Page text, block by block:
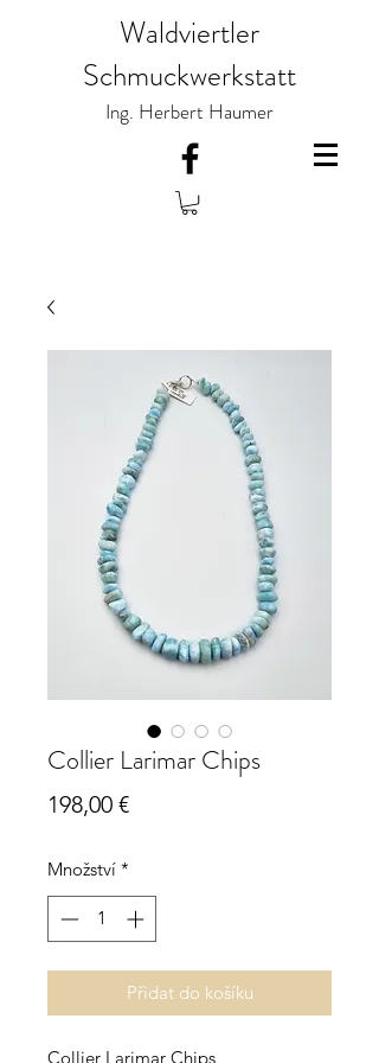
Waldviertler
Schmuckwerkstatt
Ing. Herbert Haumer
Collier Larimar Chips
198,00 €Cena
Množství *
Přidat do košíku
Collier Larimar Chips